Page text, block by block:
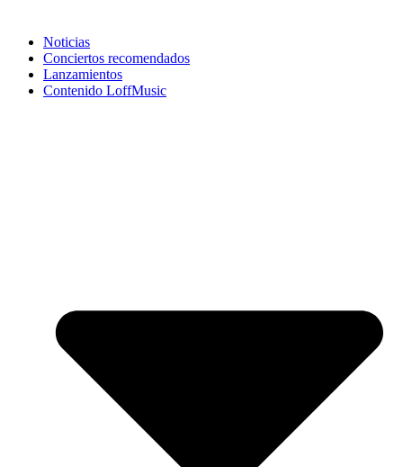
Noticias
Conciertos recomendados
Lanzamientos
Contenido LoffMusic